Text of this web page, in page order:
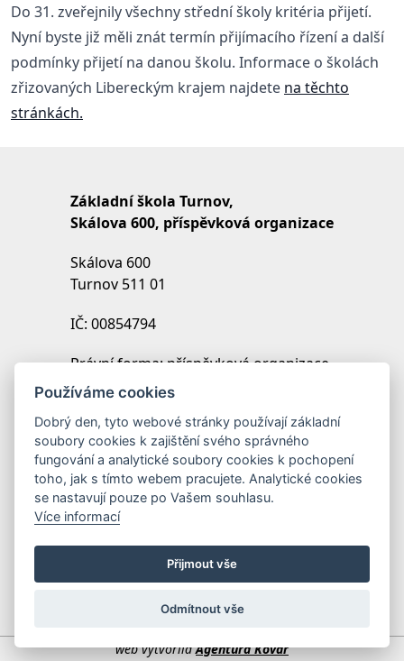
Do 31. zveřejnily všechny střední školy kritéria přijetí.
Nyní byste již měli znát termín přijímacího řízení a další
podmínky přijetí na danou školu. Informace o školách
zřizovaných Libereckým krajem najdete na těchto
stránkách.
Základní škola Turnov,
Skálova 600, příspěvková organizace
Skálova 600
Turnov 511 01
IČ: 00854794
Právní forma: příspěvková organizace
IZO: 102454027
Zřizovatel: Město Turnov
web vytvořilaAgentura Kovář
Používáme cookies
Dobrý den, tyto webové stránky používají základní
soubory cookies k zajištění svého správného
fungování a analytické soubory cookies k pochopení
toho, jak s tímto webem pracujete. Analytické cookies
se nastavují pouze po Vašem souhlasu.
Více informací
Přijmout vše
Odmítnout vše